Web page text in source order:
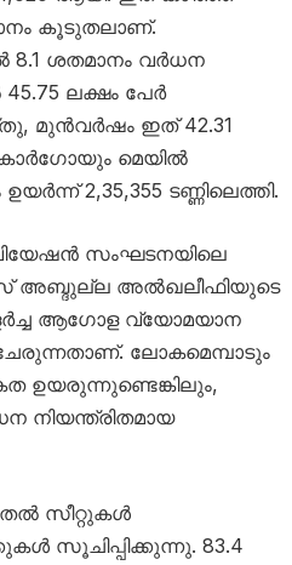
കൂടുതലാണ്.
8.1 ശതമാനം വർധന
ലക്ഷം പേർ
മുൻവർഷം ഇത് 42.31
മെയിൽ
2,35,355 ടണ്ണിലെത്തി.
സംഘടനയിലെ
അബ്ദുല്ല അൽഖലീഫിയുടെ
ആഗോള വ്യോമയാന
ലോകമെമ്പാടും
ഉയരുന്നുണ്ടെങ്കിലും,
നിയന്ത്രിതമായ
സീറ്റുകൾ
സൂചിപ്പിക്കുന്നു. 83.4